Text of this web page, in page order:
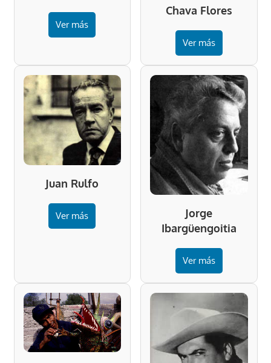
Ver más
Chava Flores
Ver más
Juan Rulfo
Ver más
Jorge
Ibargüengoitia
Ver más